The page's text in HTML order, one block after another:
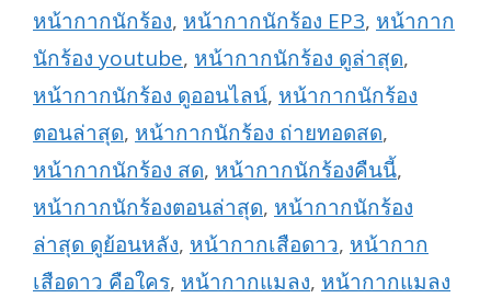
หน้ากากนักร้อง, หน้ากากนักร้อง EP3, หน้ากาก
นักร้อง youtube, หน้ากากนักร้อง ดูล่าสุด,
หน้ากากนักร้อง ดูออนไลน์, หน้ากากนักร้อง
ตอนล่าสุด, หน้ากากนักร้อง ถ่ายทอดสด,
หน้ากากนักร้อง สด, หน้ากากนักร้องคืนนี้,
หน้ากากนักร้องตอนล่าสุด, หน้ากากนักร้อง
ล่าสุด ดูย้อนหลัง, หน้ากากเสือดาว, หน้ากาก
เสือดาว คือใคร, หน้ากากแมลง, หน้ากากแมลง